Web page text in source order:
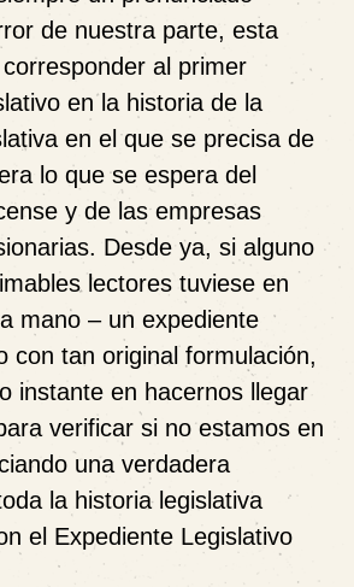
de nuestra parte, esta
al primer
en la historia de la
en el que se precisa de
lo que se espera del
y de las empresas
Desde ya, si alguno
lectores tuviese en
mano – un expediente
con tan original formulación,
instante en hacernos llegar
verificar si no estamos en
una verdadera
la historia legislativa
el Expediente Legislativo